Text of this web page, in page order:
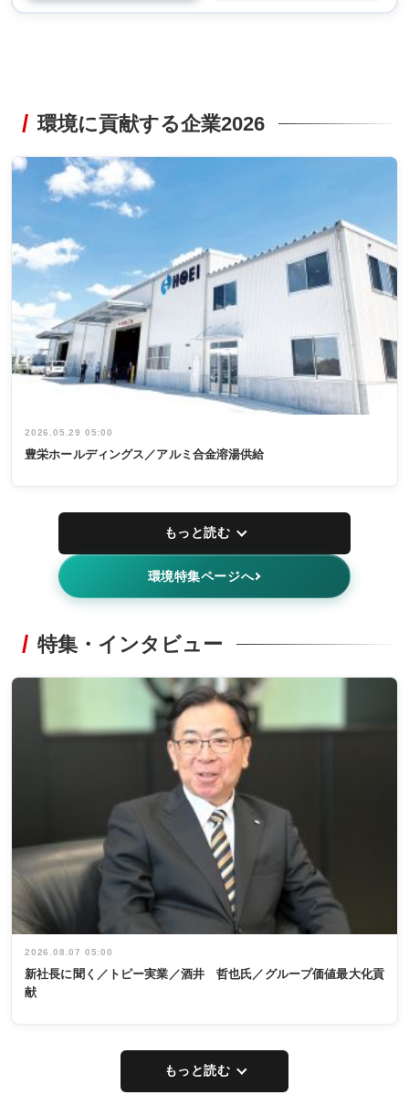
環境に貢献する企業2026
2026.05.29 05:00
豊栄ホールディングス／アルミ合金溶湯供給
もっと読む
環境特集ページへ
特集・インタビュー
2026.08.07 05:00
新社長に聞く／トピー実業／酒井 哲也氏／グループ価値最大化貢
献
もっと読む